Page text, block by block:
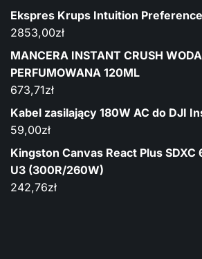
Ekspres Krups Intuition
2853,00zł
MANCERA INSTANT CRUSH WODA
PERFUMOWANA 120ML
673,71zł
Kabel zasilający 180W AC do DJI
59,00zł
Kingston Canvas React Plus SDXC
U3 (300R/260W)
242,76zł